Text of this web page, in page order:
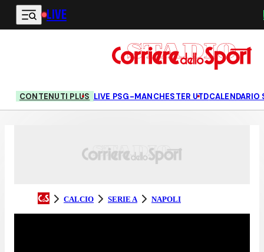
Vai al contenuto principale
LIVE
CONTENUTI PLUS LIVE PSG-MANCHESTER UTDCALENDARIO
CALCIO SERIE A NAPOLI